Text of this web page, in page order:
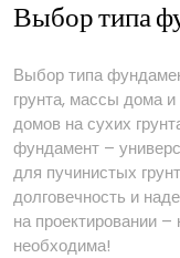
Выбор типа
Выбор типа
грунта, массы дома
домов на сухих
фундамент –
для пучинистых
долговечность и
на проектировании
необходима!